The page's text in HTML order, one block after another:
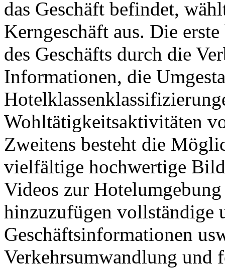
das Geschäft befindet,
Kerngeschäft aus. Die
des Geschäfts durch die
Informationen, die
Wohltätigkeitsaktivitäten
Zweitens besteht die
vielfältige hochwertige
Videos zur
hinzuzufügen vollständige
Geschäftsinformationen
Verkehrsumwandlung und